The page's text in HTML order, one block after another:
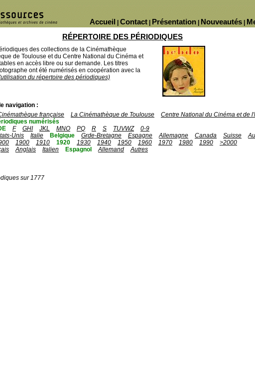
Nouveautés
Présentation
Contact
Accueil
RÉPERTOIRE DES PÉRIODIQUES
des collections de la Cinémathèque
de Toulouse et du Centre National du Cinéma et
en accès libre ou sur demande. Les titres
ont été numérisés en coopération avec la
du répertoire des périodiques)
navigation :
française La Cinémathèque de Toulouse
Centre National du Cinéma et de
numérisés
F GHI JKL MNO PQ R S TUVWZ
0-9
Unis Italie Belgique Grde-Bretagne Espagne Allemagne Canada Suisse
1900 1910 1920 1930 1940 1950 1960 1970 1980 1990
>2000
Anglais Italien Espagnol Allemand
Autres
sur 1777